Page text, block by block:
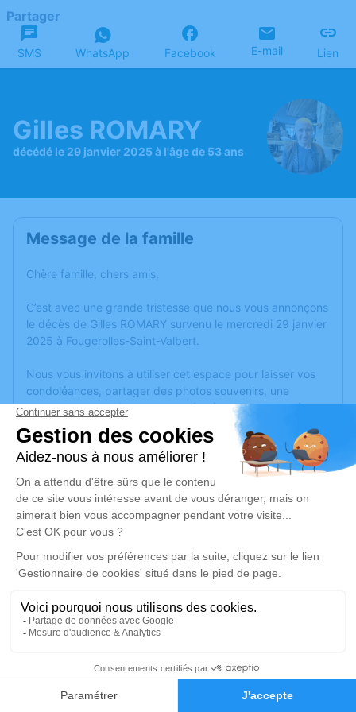
Faire-part Hommages
Partager
SMS WhatsApp Facebook E-mail Lien
Gilles ROMARY
décédé le 29 janvier 2025 à l'âge de 53 ans
Message de la famille
Chère famille, chers amis,
C’est avec une grande tristesse que nous vous annonçons
le décès de Gilles ROMARY survenu le mercredi 29 janvier
2025 à Fougerolles-Saint-Valbert.
Nous vous invitons à utiliser cet espace pour laisser vos
condoléances, partager des photos souvenirs, une
anecdote ou exprimer vos pensées à travers des poèmes
ou des textes. Cet endroit est un lieu d'expression dédié à
honorer la mémoire de Gilles ROMARY.
Un service de plantation d’arbre hommage estdisponible
samedi 01 février 2025 à 14h30
Église de Le Val-d'Ajol
88340 Le Val-d'Ajol
Je rends hommage